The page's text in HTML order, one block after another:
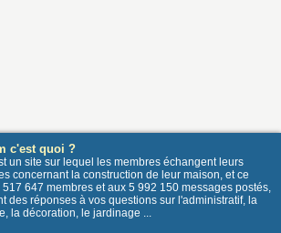
c'est quoi ?
un site sur lequel les membres échangent leurs
concernant la construction de leur maison, et ce
647 membres et aux 5 992 150 messages postés,
des réponses à vos questions sur l'administratif, la
la décoration, le jardinage ...